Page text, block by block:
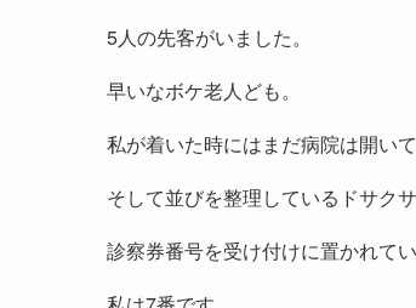
5人の先客がいました。
早いなボケ老人ども。
私が着いた時にはまだ病院は開い
そして並びを整理しているドサク
診察券番号を受け付けに置かれて